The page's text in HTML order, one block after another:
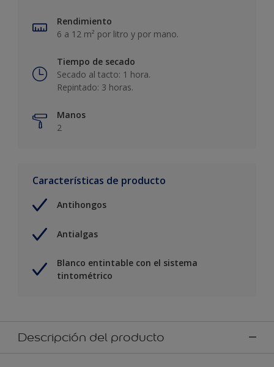
Rendimiento
6 a 12 m² por litro y por mano.
Tiempo de secado
Secado al tacto: 1 hora.
Repintado: 3 horas.
Manos
2
Características de producto
Antihongos
Antialgas
Blanco entintable con el sistema
tintométrico
Descripción del producto